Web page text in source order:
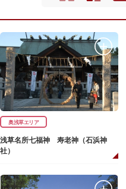
奥浅草エリア
浅草名所七福神 寿老神（石浜神
社）